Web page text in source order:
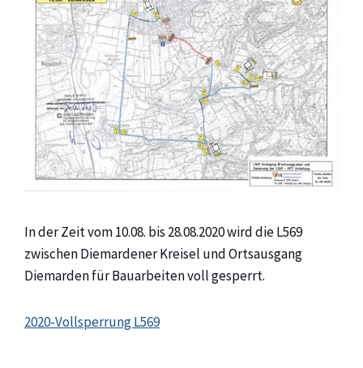
In der Zeit vom 10.08. bis 28.08.2020 wird die L569
zwischen Diemardener Kreisel und Ortsausgang
Diemarden für Bauarbeiten voll gesperrt.
2020-Vollsperrung L569